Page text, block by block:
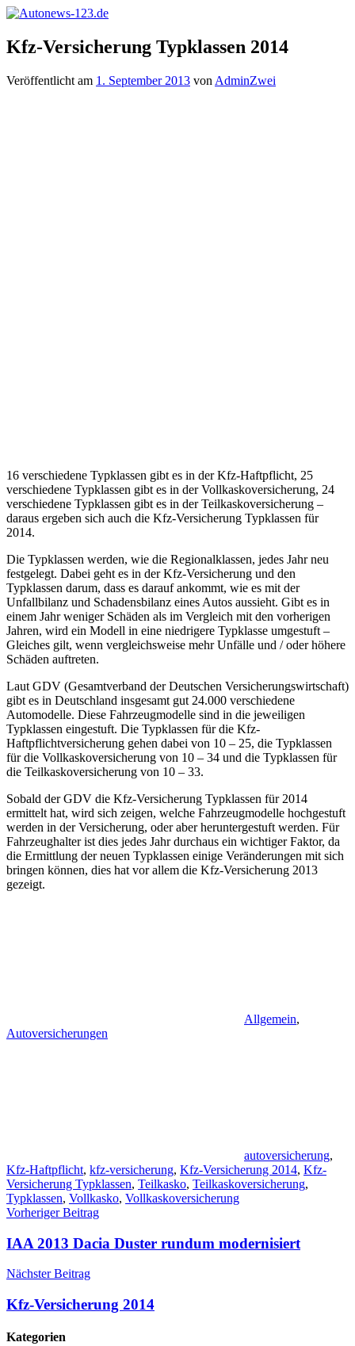
Zum
springen
Autonews-
123.de
Autonews
mit
Kfz-Versicherung Typklassen 2014
Veröffentlicht am 1. September 2013 von AdminZwei
16 verschiedene Typklassen gibt es in der Kfz-Haftpflicht, 25
verschiedene Typklassen gibt es in der Vollkaskoversicherung, 24
verschiedene Typklassen gibt es in der Teilkaskoversicherung –
daraus ergeben sich auch die Kfz-Versicherung Typklassen für
2014.
Die Typklassen werden, wie die Regionalklassen, jedes Jahr neu
festgelegt. Dabei geht es in der Kfz-Versicherung und den
Typklassen darum, dass es darauf ankommt, wie es mit der
Unfallbilanz und Schadensbilanz eines Autos aussieht. Gibt es in
einem Jahr weniger Schäden als im Vergleich mit den vorherigen
Jahren, wird ein Modell in eine niedrigere Typklasse umgestuft –
Gleiches gilt, wenn vergleichsweise mehr Unfälle und / oder höhere
Schäden auftreten.
Laut GDV (Gesamtverband der Deutschen Versicherungswirtschaft)
gibt es in Deutschland insgesamt gut 24.000 verschiedene
Automodelle. Diese Fahrzeugmodelle sind in die jeweiligen
Typklassen eingestuft. Die Typklassen für die Kfz-
Haftpflichtversicherung gehen dabei von 10 – 25, die Typklassen
für die Vollkaskoversicherung von 10 – 34 und die Typklassen für
die Teilkaskoversicherung von 10 – 33.
Sobald der GDV die Kfz-Versicherung Typklassen für 2014
ermittelt hat, wird sich zeigen, welche Fahrzeugmodelle hochgestuft
werden in der Versicherung, oder aber heruntergestuft werden. Für
Fahrzeughalter ist dies jedes Jahr durchaus ein wichtiger Faktor, da
die Ermittlung der neuen Typklassen einige Veränderungen mit sich
bringen können, dies hat vor allem die Kfz-Versicherung 2013
gezeigt.
Allgemein,
Autoversicherungen
autoversicherung,
Kfz-Haftpflicht, kfz-versicherung, Kfz-Versicherung 2014, Kfz-
Versicherung Typklassen, Teilkasko, Teilkaskoversicherung,
Typklassen, Vollkasko, Vollkaskoversicherung
Beitragsnavigation
Vorheriger Beitrag
IAA 2013 Dacia Duster rundum modernisiert
Nächster Beitrag
Kfz-Versicherung 2014
Kategorien